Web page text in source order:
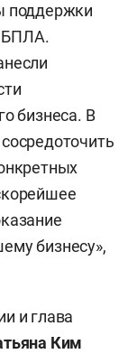
поддержки
БПЛА.
бизнеса. В
бизнесу»,
и глава
Ким